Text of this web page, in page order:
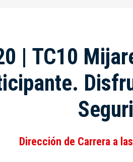
| TC10
Dirección de Carrera a